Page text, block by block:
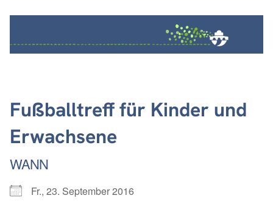
Fußballtreff für Kinder und
Erwachsene
WANN
Fr., 23. September 2016